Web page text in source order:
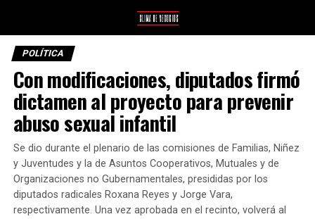
POLÍTICA
Con modificaciones, diputados firmó
dictamen al proyecto para prevenir
abuso sexual infantil
Se dio durante el plenario de las comisiones de Familias, Niñez
y Juventudes y la de Asuntos Cooperativos, Mutuales y de
Organizaciones no Gubernamentales, presididas por los
diputados radicales Roxana Reyes y Jorge Vara,
respectivamente. Una vez aprobada en el recinto, volverá al